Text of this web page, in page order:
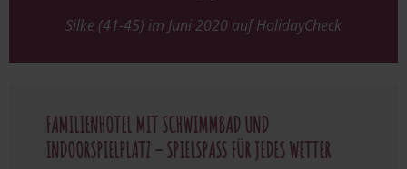
Silke (41-45) im Juni 2020 auf HolidayCheck
FAMILIENHOTEL MIT SCHWIMMBAD UND
INDOORSPIELPLATZ – SPIELSPASS FÜR JEDES WETTER